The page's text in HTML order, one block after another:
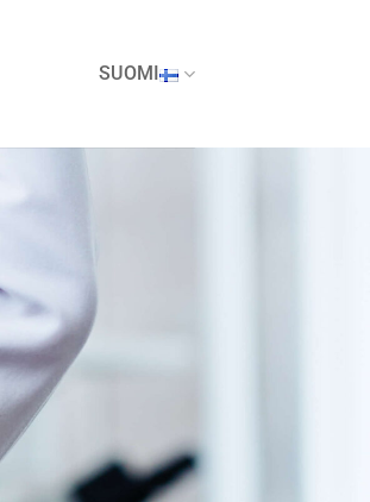
SUOMI